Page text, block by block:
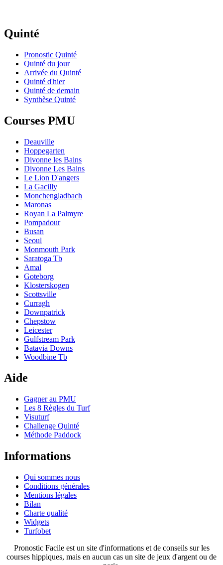
Quinté
Pronostic Quinté
Quinté du jour
Arrivée du Quinté
Quinté d'hier
Quinté de demain
Synthèse Quinté
Courses PMU
Deauville
Hoppegarten
Divonne les Bains
Divonne Les Bains
Le Lion D'angers
La Gacilly
Monchengladbach
Maronas
Royan La Palmyre
Pompadour
Busan
Seoul
Monmouth Park
Saratoga Tb
Amal
Goteborg
Klosterskogen
Scottsville
Curragh
Downpatrick
Chepstow
Leicester
Gulfstream Park
Batavia Downs
Woodbine Tb
Aide
Gagner au PMU
Les 8 Règles du Turf
Visuturf
Challenge Quinté
Méthode Paddock
Informations
Qui sommes nous
Conditions générales
Mentions légales
Bilan
Charte qualité
Widgets
Turfobet
Pronostic Facile est un site d'informations et de conseils sur les
courses hippiques, mais en aucun cas un site de jeux d'argent ou de